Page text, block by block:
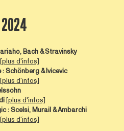
2024
Bach & Stravinsky
[plus d'infos]
Schönberg & Ivicevic
[plus d'infos]
[plus d'infos]
: Scelsi, Murail & Ambarchi
[plus d'infos]